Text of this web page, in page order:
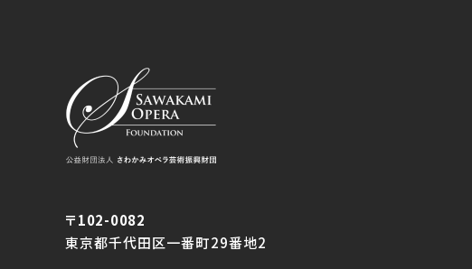
〒102-0082
東京都千代田区一番町29番地2